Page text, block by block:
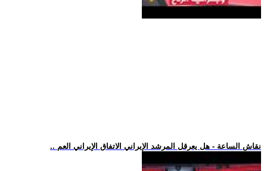
.. نقاش الساعة - هل يعرقل المرشد الإيراني الاتفاق الإيراني العم